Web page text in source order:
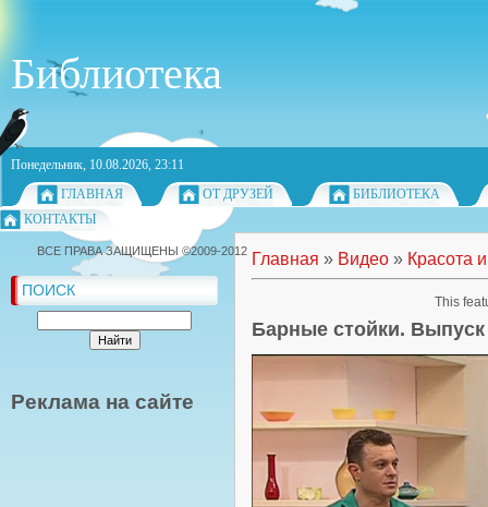
Библиотека
Понедельник, 10.08.2026, 23:11
ГЛАВНАЯ
ОТ ДРУЗЕЙ
БИБЛИОТЕКА
КОНТАКТЫ
ПОИСК
Реклама на сайте
Главная » Видео » Красота
Барные стойки. Выпуск
ВСЕ ПРАВА ЗАЩИЩЕНЫ ©2009-2012
This